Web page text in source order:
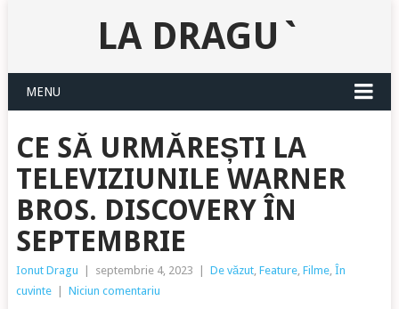
LA DRAGU`
MENU
CE SĂ URMĂREȘTI LA
TELEVIZIUNILE WARNER
BROS. DISCOVERY ÎN
SEPTEMBRIE
Ionut Dragu septembrie 4, 2023 De văzut, Feature, Filme, În
cuvinte
Niciun comentariu